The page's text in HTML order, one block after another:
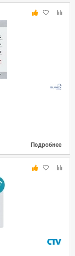
Подробнее